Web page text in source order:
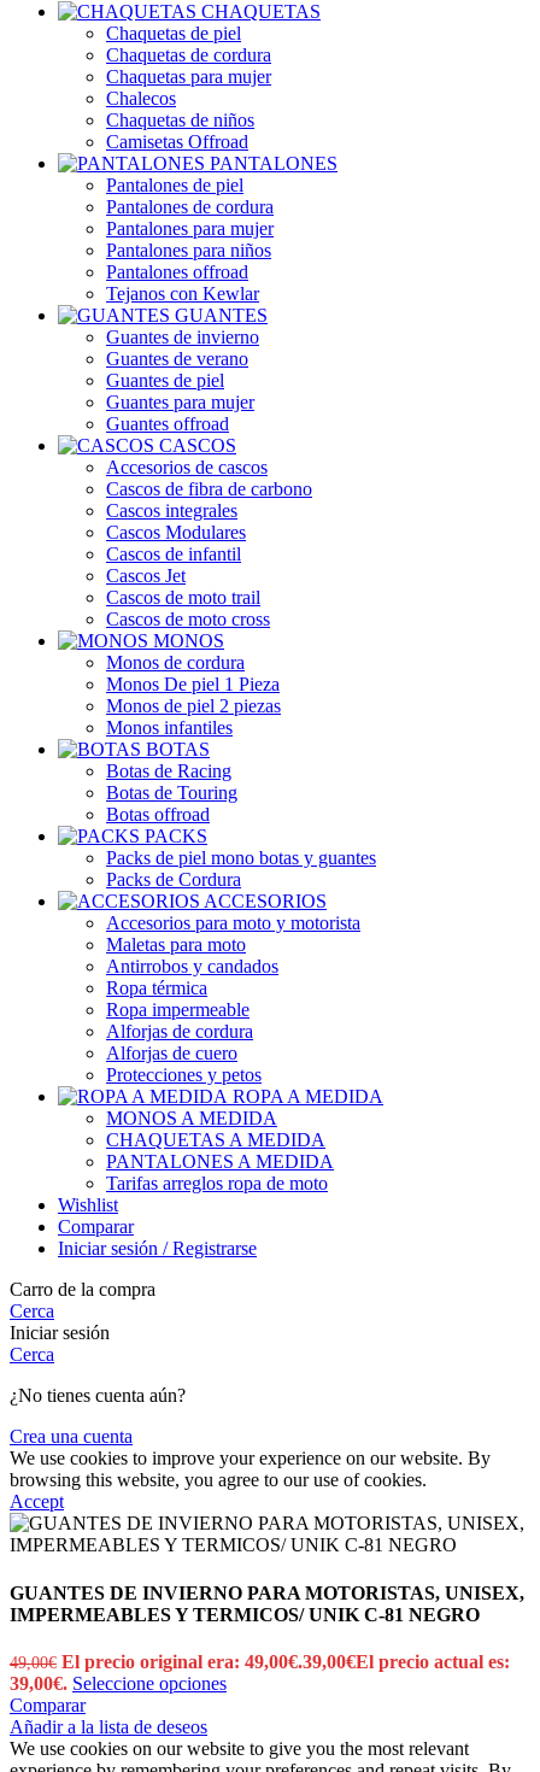
CHAQUETAS
Chaquetas de piel
Chaquetas de cordura
Chaquetas para mujer
Chalecos
Chaquetas de niños
Camisetas Offroad
PANTALONES
Pantalones de piel
Pantalones de cordura
Pantalones para mujer
Pantalones para niños
Pantalones offroad
Tejanos con Kewlar
GUANTES
Guantes de invierno
Guantes de verano
Guantes de piel
Guantes para mujer
Guantes offroad
CASCOS
Accesorios de cascos
Cascos de fibra de carbono
Cascos integrales
Cascos Modulares
Cascos de infantil
Cascos Jet
Cascos de moto trail
Cascos de moto cross
MONOS
Monos de cordura
Monos De piel 1 Pieza
Monos de piel 2 piezas
Monos infantiles
BOTAS
Botas de Racing
Botas de Touring
Botas offroad
PACKS
Packs de piel mono botas y guantes
Packs de Cordura
ACCESORIOS
Accesorios para moto y motorista
Maletas para moto
Antirrobos y candados
Ropa térmica
Ropa impermeable
Alforjas de cordura
Alforjas de cuero
Protecciones y petos
ROPA A MEDIDA
MONOS A MEDIDA
CHAQUETAS A MEDIDA
PANTALONES A MEDIDA
Tarifas arreglos ropa de moto
Wishlist
Comparar
Iniciar sesión / Registrarse
Carro de la compra
Cerca
Iniciar sesión
Cerca
¿No tienes cuenta aún?
Crea una cuenta
We use cookies to improve your experience on our website. By
browsing this website, you agree to our use of cookies.
Accept
GUANTES DE INVIERNO PARA MOTORISTAS, UNISEX,
IMPERMEABLES Y TERMICOS/ UNIK C-81 NEGRO
49,00€ El precio original era: 49,00€.39,00€El precio actual es:
39,00€. Seleccione opciones
Comparar
Añadir a la lista de deseos
We use cookies on our website to give you the most relevant